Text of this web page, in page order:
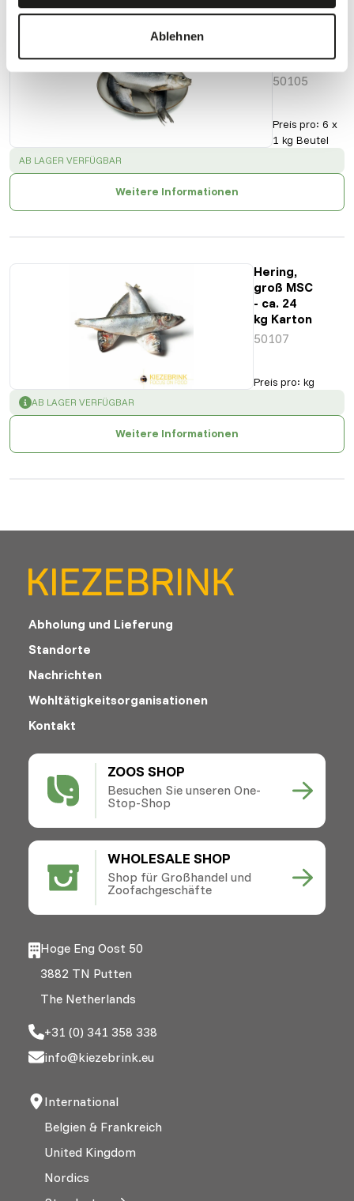
Ablehnen
Hering
50105
Preis pro: 6 x
1 kg Beutel
SUCCESS:
AB LAGER VERFÜGBAR
Weitere Informationen
Hering,
groß MSC
- ca. 24
kg Karton
50107
Preis pro: kg
SUCCESS:
AB LAGER VERFÜGBAR
Weitere Informationen
ZOOS SHOP
Besuchen Sie unseren One-
Stop-Shop
WHOLESALE SHOP
Shop für Großhandel und
Zoofachgeschäfte
Abholung und Lieferung
Standorte
Nachrichten
Wohltätigkeitsorganisationen
Kontakt
Hoge Eng Oost 50
3882 TN Putten
The Netherlands
+31 (0) 341 358 338
info@kiezebrink.eu
International
Belgien & Frankreich
United Kingdom
Nordics